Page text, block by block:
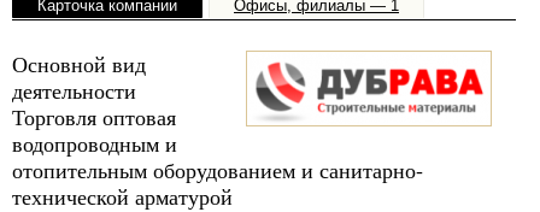
Карточка компании Офисы, филиалы — 1
Основной вид
деятельности
Торговля оптовая
водопроводным и
отопительным оборудованием и санитарно-
технической арматурой